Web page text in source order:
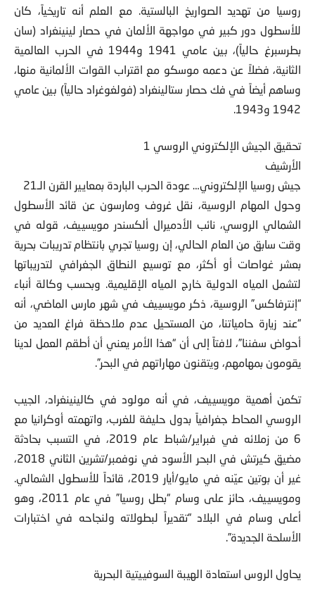
روسيا من تهديد الصواريخ البالستية. مع العلم أنه تاريخياً، كان
للأسطول دور كبير في مواجهة الألمان في حصار لينينغراد (سان
بطرسبرغ حالياً)، بين عامي 1941 و1944 في الحرب العالمية
الثانية، فضلاً عن دعمه موسكو مع اقتراب القوات الألمانية منها،
وساهم أيضاً في فك حصار ستالينغراد (فولغوغراد حالياً) بين عامي
1942 و1943.
تحقيق الجيش الإلكتروني الروسي 1
الأرشيف
جيش روسيا الإلكتروني… عودة الحرب الباردة بمعايير القرن الـ21
وحول المهام الروسية، نقل غروف ومارسون عن قائد الأسطول
الشمالي الروسي، نائب الأدميرال ألكسندر مويسييف، قوله في
وقت سابق من العام الحالي، إن روسيا تجري بانتظام تدريبات بحرية
بعشر غواصات أو أكثر، مع توسيع النطاق الجغرافي لتدريباتها
لتشمل المياه الدولية خارج المياه الإقليمية. وبحسب وكالة أنباء
“إنترفاكس” الروسية، ذكر مويسييف في شهر مارس الماضي، أنه
“عند زيارة حامياتنا، من المستحيل عدم ملاحظة فراغ العديد من
أحواض سفننا”، لافتاً إلى أن “هذا الأمر يعني أن أطقم العمل لدينا
يقومون بمهامهم، ويتقنون مهاراتهم في البحر”.
تكمن أهمية مويسييف، في أنه مولود في كالينينغراد، الجيب
الروسي المحاط جغرافياً بدول حليفة للغرب، واتهمته أوكرانيا مع
6 من زملائه في فبراير/شباط عام 2019، في التسبب بحادثة
مضيق كيرتش في البحر الأسود في نوفمبر/تشرين الثاني 2018،
غير أن بوتين عيّنه في مايو/أيار 2019، قائداً للأسطول الشمالي.
ومويسييف، حائز على وسام “بطل روسيا” في عام 2011، وهو
أعلى وسام في البلاد “تقديراً لبطولاته ولنجاحه في اختبارات
الأسلحة الجديدة”.
يحاول الروس استعادة الهيبة السوفييتية البحرية